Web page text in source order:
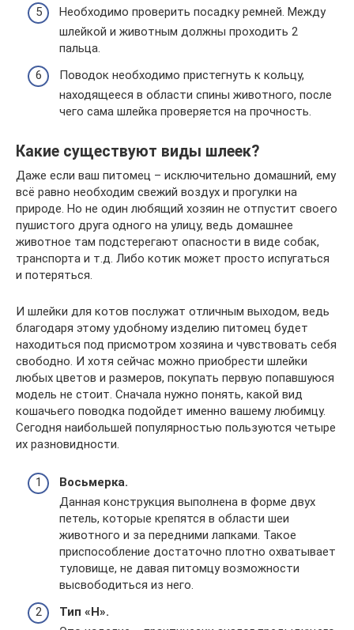
Необходимо проверить посадку ремней. Между
шлейкой и животным должны проходить 2
пальца.
Поводок необходимо пристегнуть к кольцу,
находящееся в области спины животного, после
чего сама шлейка проверяется на прочность.
Какие существуют виды шлеек?
Даже если ваш питомец – исключительно домашний, ему
всё равно необходим свежий воздух и прогулки на
природе. Но не один любящий хозяин не отпустит своего
пушистого друга одного на улицу, ведь домашнее
животное там подстерегают опасности в виде собак,
транспорта и т.д. Либо котик может просто испугаться
и потеряться.
И шлейки для котов послужат отличным выходом, ведь
благодаря этому удобному изделию питомец будет
находиться под присмотром хозяина и чувствовать себя
свободно. И хотя сейчас можно приобрести шлейки
любых цветов и размеров, покупать первую попавшуюся
модель не стоит. Сначала нужно понять, какой вид
кошачьего поводка подойдет именно вашему любимцу.
Сегодня наибольшей популярностью пользуются четыре
их разновидности.
Восьмерка.
Данная конструкция выполнена в форме двух
петель, которые крепятся в области шеи
животного и за передними лапками. Такое
приспособление достаточно плотно охватывает
туловище, не давая питомцу возможности
высвободиться из него.
Тип «Н».